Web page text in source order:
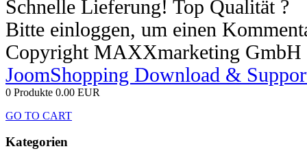
Schnelle Lieferung! Top Qualität ?
Bitte einloggen, um einen
Copyright MAXXmarketing GmbH
JoomShopping Download &
0 Produkte 0.00 EUR
GO TO CART
Kategorien